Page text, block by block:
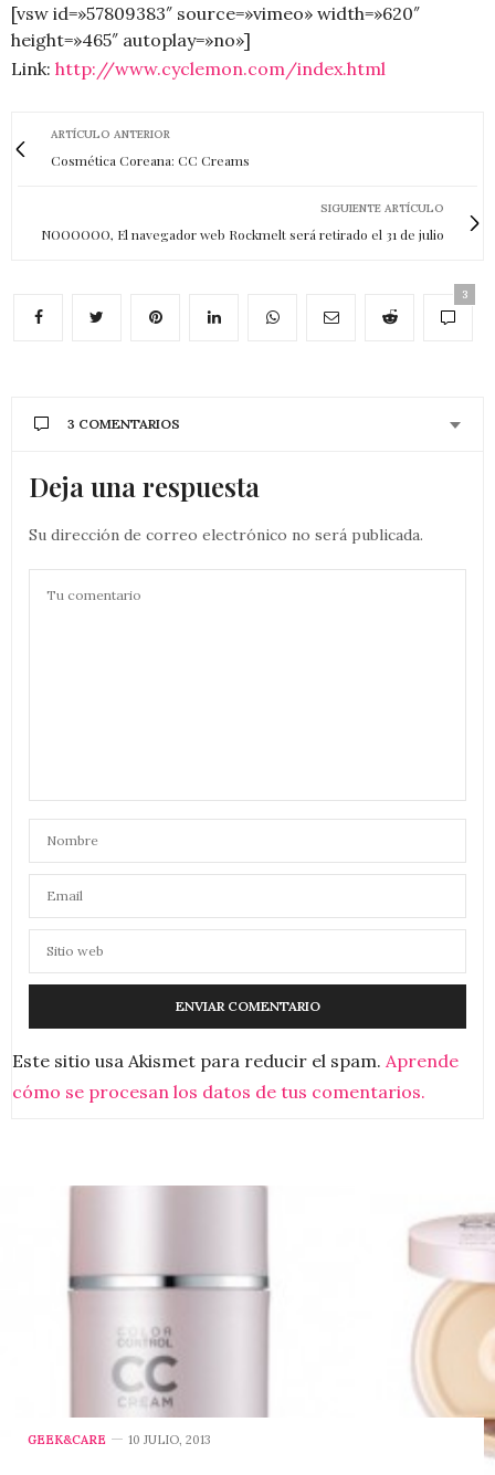
[vsw id=»57809383″ source=»vimeo» width=»620″
height=»465″ autoplay=»no»]
Link: http://www.cyclemon.com/index.html
ARTÍCULO ANTERIOR
Cosmética Coreana: CC Creams
SIGUIENTE ARTÍCULO
NOOOOOO, El navegador web Rockmelt será retirado el 31 de julio
3
3 COMENTARIOS
Deja una respuesta
Su dirección de correo electrónico no será publicada.
Este sitio usa Akismet para reducir el spam. Aprende
cómo se procesan los datos de tus comentarios.
GEEK&CARE 10 JULIO, 2013